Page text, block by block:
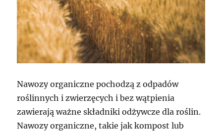
Nawozy organiczne pochodzą z odpadów
roślinnych i zwierzęcych i bez wątpienia
zawierają ważne składniki odżywcze dla roślin.
Nawozy organiczne, takie jak kompost lub